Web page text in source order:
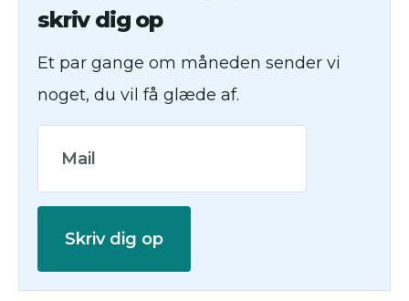
skriv dig op
Et par gange om måneden sender vi
noget, du vil få glæde af.
Skriv dig op